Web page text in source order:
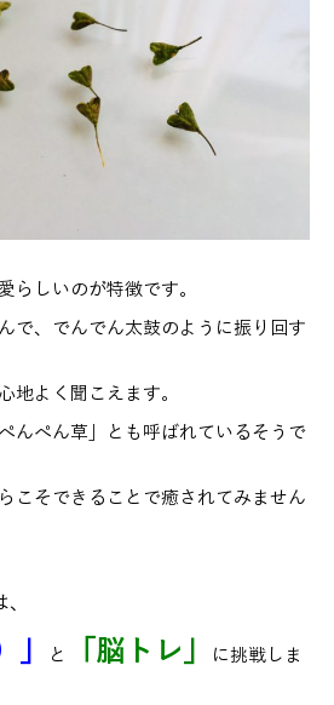
らしいのが特徴です。
で、でんでん太鼓のように振り回す
地よく聞こえます。
んぺん草」とも呼ばれているそうで
こそできることで癒されてみません
」 と 「脳トレ」
に挑戦しま